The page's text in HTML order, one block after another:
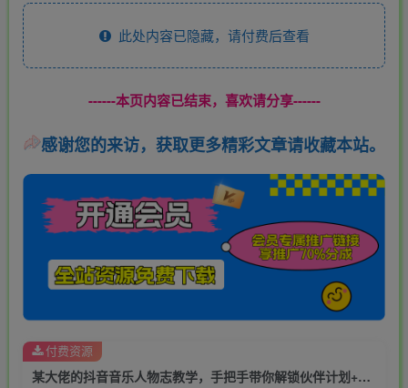
此处内容已隐藏，请付费后查看
------本页内容已结束，喜欢请分享------
感谢您的来访，获取更多精彩文章请收藏本站。
某大佬的抖音音乐人物志教学，手把手带你解锁伙伴计划+精选独家收益，0基础入局音乐垂类赛道
付费资源